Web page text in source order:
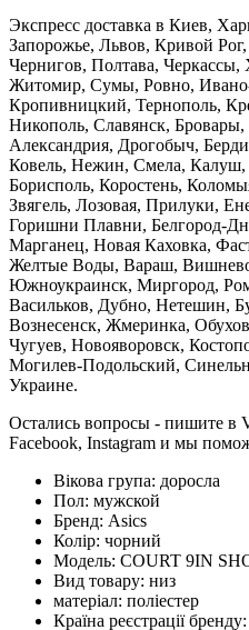
Экспресс доставка в Киев,
Запорожье, Львов, Кривой
Чернигов, Полтава,
Житомир, Сумы, Ровно,
Кропивницкий, Тернополь,
Никополь, Славянск,
Александрия, Дрогобыч,
Ковель, Нежин, Смела,
Борисполь, Коростень,
Звягель, Лозовая, Прилуки,
Горишни Плавни, Белгород-
Марганец, Новая Каховка,
Желтые Воды, Вараш,
Южноукраинск, Миргород,
Васильков, Дубно, Нетешин,
Вознесенск, Жмеринка,
Чугуев, Новояворовск,
Могилев-Подольский,
Украине.
Остались вопросы - пишите в
Facebook, Instagram и мы
Вікова група: доросла
Пол: мужской
Бренд: Asics
Колір: чорний
Модель: COURT 9IN
Вид товару: низ
матеріал: поліестер
Країна реєстрації бренду: